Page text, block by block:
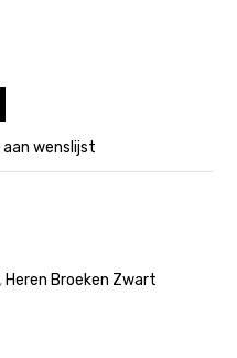
aan wenslijst
, Heren Broeken Zwart